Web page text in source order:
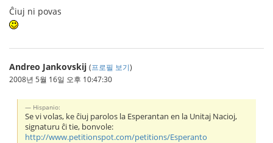
Ĉiuj ni povas
Andreo Jankovskij (프로필 보기)
2008년 5월 16일 오후 10:47:30
Hispanio:
Se vi volas, ke ĉiuj parolos la Esperantan en la Unitaj Nacioj,
signaturu ĉi tie, bonvole:
http://www.petitionspot.com/petitions/Esperanto